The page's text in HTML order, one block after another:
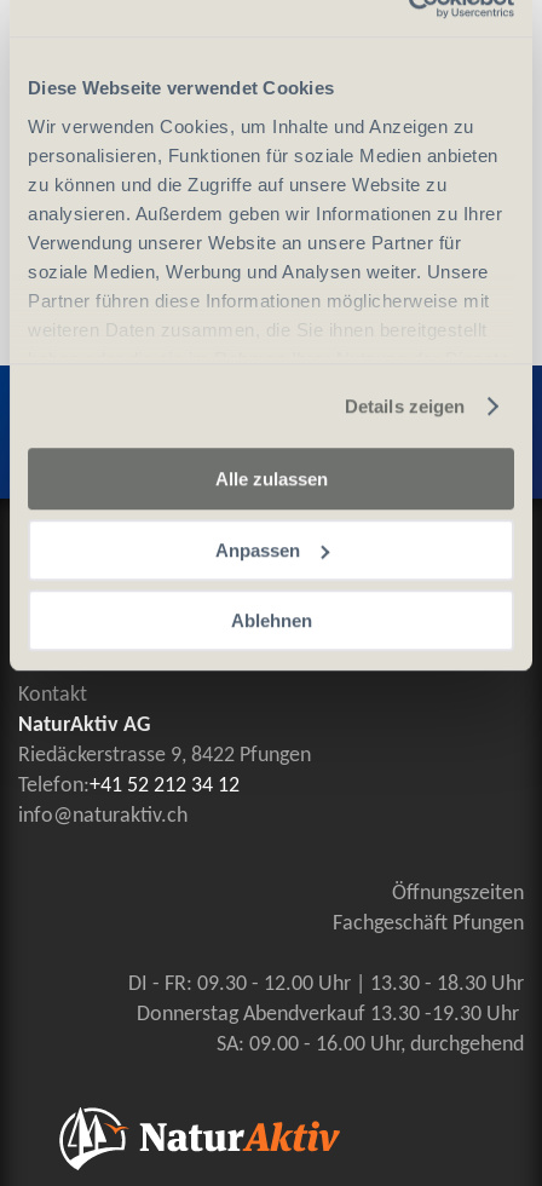
Diese Webseite verwendet Cookies
Wir verwenden Cookies, um Inhalte und Anzeigen zu
personalisieren, Funktionen für soziale Medien anbieten
zu können und die Zugriffe auf unsere Website zu
analysieren. Außerdem geben wir Informationen zu Ihrer
Verwendung unserer Website an unsere Partner für
soziale Medien, Werbung und Analysen weiter. Unsere
Partner führen diese Informationen möglicherweise mit
weiteren Daten zusammen, die Sie ihnen bereitgestellt
Details zeigen
Alle zulassen
Anpassen
Ablehnen
vergleichen In den Warenkorb
Entdecken Sie weitere Produkte
Datenschutz und Cookie-Richtlinien
Allgemeine Geschäftsbedingungen
Kontaktieren Sie uns
Kontakt
NaturAktiv AG
Riedäckerstrasse 9, 8422 Pfungen
Telefon:+41 52 212 34 12
info@naturaktiv.ch
Öffnungszeiten
Fachgeschäft Pfungen
DI - FR: 09.30 - 12.00 Uhr | 13.30 - 18.30 Uhr
Donnerstag Abendverkauf 13.30 -19.30 Uhr
SA: 09.00 - 16.00 Uhr, durchgehend